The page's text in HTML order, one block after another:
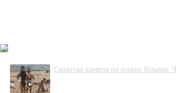
Скрытая камера на пляже Крыма: